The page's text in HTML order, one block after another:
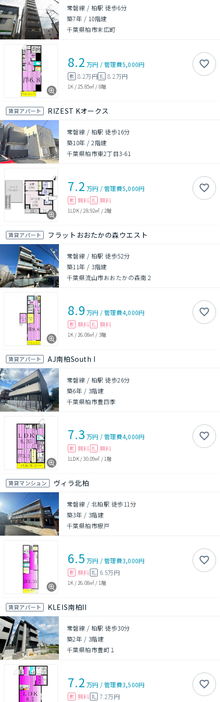
常磐線 / 柏駅 徒歩6分
築7年 / 10階建
千葉県柏市末広町
8.2 万円 /管理費5,000円
敷 8.2万円礼 8.2万円
1K / 25.85㎡ / 8階
賃貸アパート RIZEST Kオークス
常磐線 / 柏駅 徒歩16分
築10年 /2階建
千葉県柏市東2丁目3-61
7.2 万円 /管理費5,000円
敷 無料 礼 無料
1LDK/ 28.92㎡ / 2階
賃貸アパート フラットおおたかの森ウエスト
常磐線 / 柏駅 徒歩52分
築11年 / 3階建
千葉県流山市おおたかの森南２
8.9 万円 /管理費4,000円
敷 無料 礼 無料
1K / 26.08㎡ / 3階
賃貸アパート AJ南柏South I
常磐線 / 柏駅 徒歩26分
築6年 / 3階建
千葉県柏市豊四季
7.3 万円 /管理費4,000円
敷 無料 礼 無料
1LDK/30.09㎡ / 1階
賃貸マンション ヴィラ北柏
常磐線 / 北柏駅 徒歩11分
築3年 / 3階建
千葉県柏市根戸
6.5 万円 /管理費3,000円
敷 無料 礼 6.5万円
1K / 26.08㎡ / 1階
賃貸アパート KLEIS南柏II
常磐線 / 柏駅 徒歩30分
築2年 / 3階建
千葉県柏市豊町１
7.2 万円 /管理費3,500円
敷 無料 礼 7.2万円